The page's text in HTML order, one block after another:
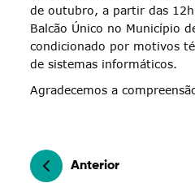
de outubro, a partir das
Balcão Único no Município
condicionado por motivos
de sistemas informáticos.
Agradecemos a
Anterior